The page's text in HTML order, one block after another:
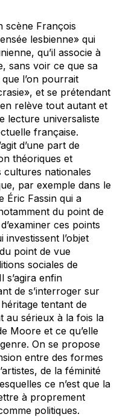
scène François
lesbienne» qui
qu’il associe à
sans voir ce que sa
l’on pourrait
et se prétendant
relève tout autant et
lecture universaliste
française.
d’une part de
théoriques et
cultures nationales
par exemple dans le
Éric Fassin qui a
du point de
ces points
investissent l’objet
point de vue
sociales de
s’agira enfin
de s’interroger sur
tentant de
au sérieux à la fois la
Moore et ce qu’elle
On se propose
entre des formes
de la féminité
ce n’est que la
à proprement
politiques.